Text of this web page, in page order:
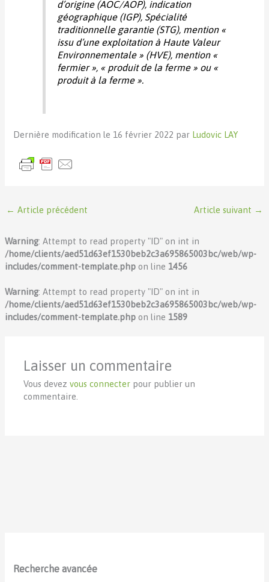
d’origine (AOC/AOP), indication
géographique (IGP), Spécialité
traditionnelle garantie (STG), mention «
issu d’une exploitation à Haute Valeur
Environnementale » (HVE), mention «
fermier », « produit de la ferme » ou «
produit à la ferme ».
Dernière modification le 16 février 2022 par Ludovic LAY
← Article précédent Article suivant →
Warning: Attempt to read property "ID" on int in
/home/clients/aed51d63ef1530beb2c3a695865003bc/web/wp-
includes/comment-template.phpon line 1456
Warning: Attempt to read property "ID" on int in
/home/clients/aed51d63ef1530beb2c3a695865003bc/web/wp-
includes/comment-template.phpon line 1589
Laisser un commentaire
Vous devezvous connecter pour publier un
commentaire.
Recherche avancée